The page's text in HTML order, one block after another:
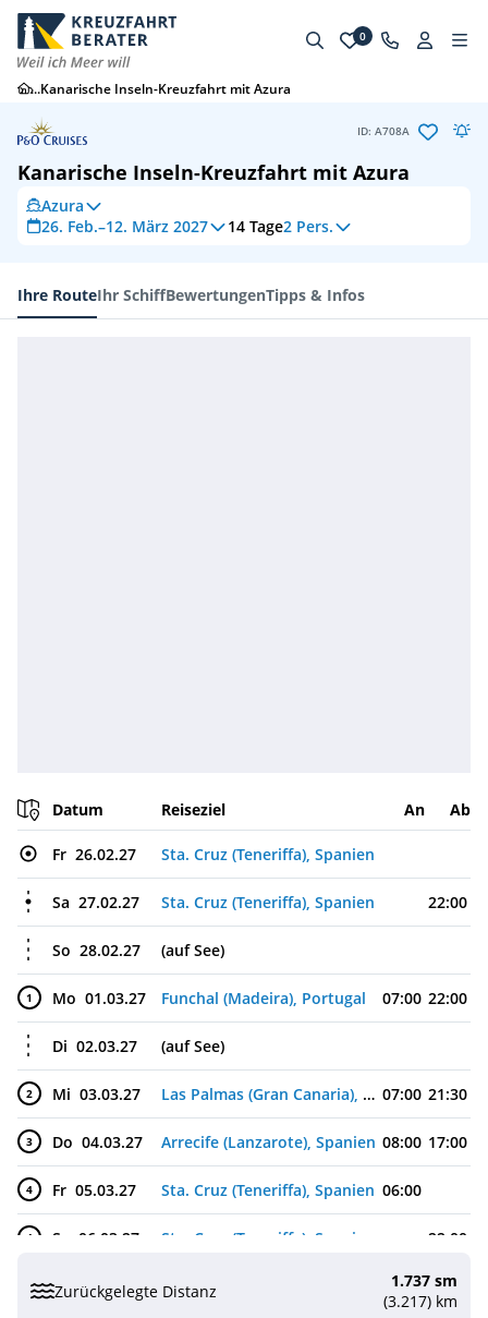
0
...Kanarische Inseln-Kreuzfahrt mit Azura
ID: A708A
Kanarische Inseln-Kreuzfahrt mit Azura
Azura
26. Feb.–12. März 2027
14 Tage2 Pers.
Ihre RouteIhr SchiffBewertungenTipps & Infos
Datum Reiseziel An Ab
Fr 26.02.27 Sta. Cruz (Teneriffa), Spanien
Sa 27.02.27 Sta. Cruz (Teneriffa), Spanien 22:00
So 28.02.27 (auf See)
1 Mo 01.03.27 Funchal (Madeira), Portugal 07:00 22:00
Di 02.03.27 (auf See)
2 Mi 03.03.27 Las Palmas (Gran Canaria), Spanien 07:00 21:30
3 Do 04.03.27 Arrecife (Lanzarote), Spanien 08:00 17:00
4 Fr 05.03.27 Sta. Cruz (Teneriffa), Spanien 06:00
4 Sa 06.03.27 Sta. Cruz (Teneriffa), Spanien 22:00
So 07.03.27 (auf See)
Zurückgelegte Distanz
1.737 sm
(3.217) km